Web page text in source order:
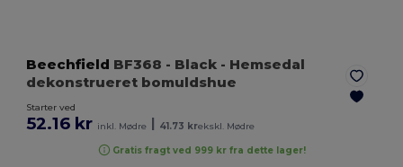
Beechfield BF368 - Black - Hemsedal
dekonstrueret bomuldshue
Starter ved
52.16 kr inkl. Mødre 41.73 krekskl. Mødre
Gratis fragt ved 999 kr fra dette lager!